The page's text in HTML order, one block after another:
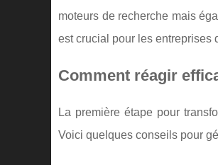
moteurs de recherche mais
est crucial pour les entreprises
Comment réagir
La première étape pour
Voici quelques conseils pour